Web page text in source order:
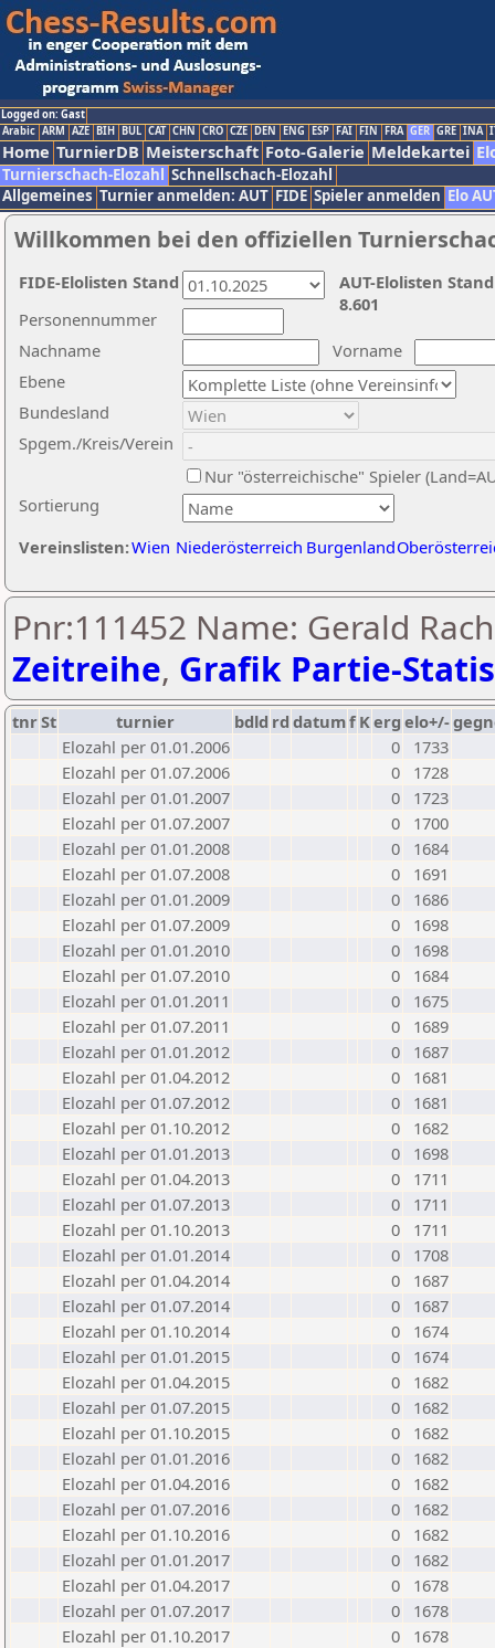
Logged on: Gast
Arabic ARM AZE BIH BUL CAT CHN CRO CZE DEN ENG ESP FAI FIN FRA GER GRE INA
Home TurnierDB Meisterschaft Foto-Galerie Meldekartei
Turnierschach-Elozahl Schnellschach-Elozahl
Allgemeines Turnier anmelden: AUT FIDE Spieler anmelden Elo
Willkommen bei den offiziellen
Nachname
Vorname
Ebene
Sortierung
Personennummer
Bundesland
Spgem./Kreis/Verein
Nur "österreichische" Spieler
Vereinslisten:Wien Niederösterreich Burgenland
AUT-Elolisten
8.601
FIDE-Elolisten Stand
Pnr:111452 Name: Gerald
Zeitreihe, Grafik Partie-
tnrSt turnier bdld rd datumf Kerg elo+/-
Elozahl per 01.01.2006
0
1733
Elozahl per 01.07.2006
0
1728
Elozahl per 01.01.2007
0
1723
Elozahl per 01.07.2007
0
1700
Elozahl per 01.01.2008
0
1684
Elozahl per 01.07.2008
0
1691
Elozahl per 01.01.2009
0
1686
Elozahl per 01.07.2009
0
1698
Elozahl per 01.01.2010
0
1698
Elozahl per 01.07.2010
0
1684
Elozahl per 01.01.2011
0
1675
Elozahl per 01.07.2011
0
1689
Elozahl per 01.01.2012
0
1687
Elozahl per 01.04.2012
0
1681
Elozahl per 01.07.2012
0
1681
Elozahl per 01.10.2012
0
1682
Elozahl per 01.01.2013
0
1698
Elozahl per 01.04.2013
0
1711
Elozahl per 01.07.2013
0
1711
Elozahl per 01.10.2013
0
1711
Elozahl per 01.01.2014
0
1708
Elozahl per 01.04.2014
0
1687
Elozahl per 01.07.2014
0
1687
Elozahl per 01.10.2014
0
1674
Elozahl per 01.01.2015
0
1674
Elozahl per 01.04.2015
0
1682
Elozahl per 01.07.2015
0
1682
Elozahl per 01.10.2015
0
1682
Elozahl per 01.01.2016
0
1682
Elozahl per 01.04.2016
0
1682
Elozahl per 01.07.2016
0
1682
Elozahl per 01.10.2016
0
1682
Elozahl per 01.01.2017
0
1682
Elozahl per 01.04.2017
0
1678
Elozahl per 01.07.2017
0
1678
Elozahl per 01.10.2017
0
1678